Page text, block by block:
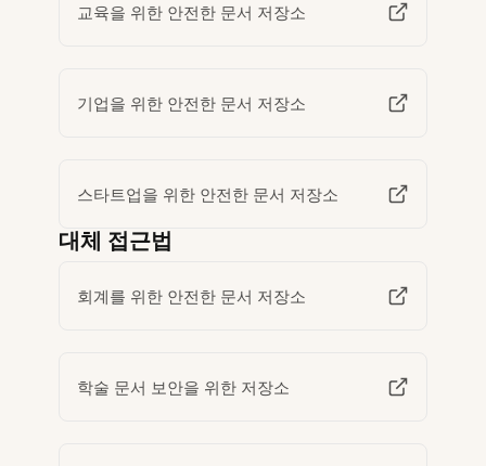
교육을 위한 안전한 문서 저장소
기업을 위한 안전한 문서 저장소
스타트업을 위한 안전한 문서 저장소
대체 접근법
회계를 위한 안전한 문서 저장소
학술 문서 보안을 위한 저장소